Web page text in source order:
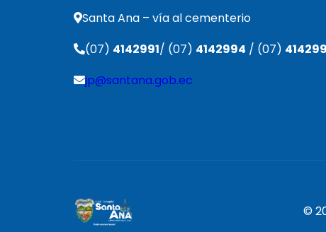
Santa Ana – vía al cementerio
(07) 4142991/ (07) 4142994 / (07)
jp@santana.gob.ec
©